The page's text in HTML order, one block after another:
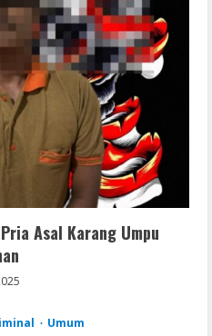
+ Portable Clean
2026
Crack + Portable Windows
Creed Shadows Digital
Cracked Rune Release
2026
Asal Karang Umpu
Umum